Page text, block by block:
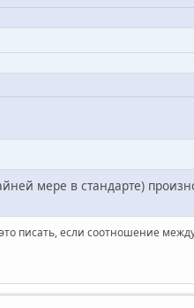
мере в стандарте)
писать, если соотношение